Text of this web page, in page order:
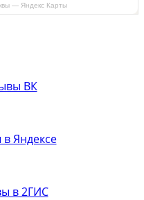
— Яндекс Карты
ВК
Яндексе
в 2ГИС